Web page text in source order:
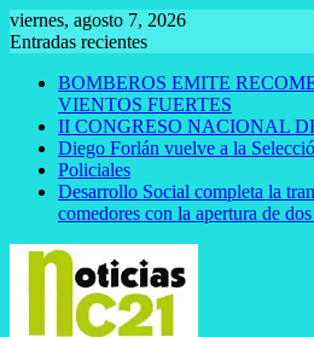
Saltar
al
viernes, agosto 7, 2026
Entradas recientes
BOMBEROS EMITE
VIENTOS FUERTES
II CONGRESO NACIONAL
Diego Forlán vuelve a la
Policiales
Desarrollo Social completa la
comedores con la apertura de